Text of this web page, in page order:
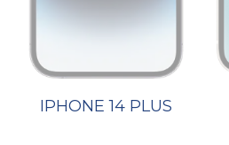
IPHONE 14 PLUS